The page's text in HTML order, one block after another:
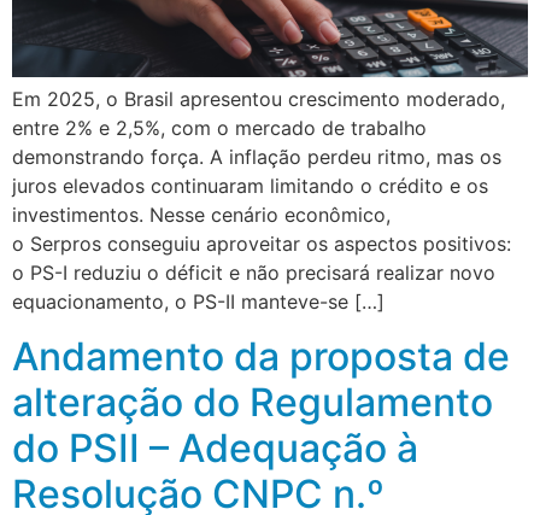
Em 2025, o Brasil apresentou crescimento moderado,
entre 2% e 2,5%, com o mercado de trabalho
demonstrando força. A inflação perdeu ritmo, mas os
juros elevados continuaram limitando o crédito e os
investimentos. Nesse cenário econômico,
o Serpros conseguiu aproveitar os aspectos positivos:
o PS-I reduziu o déficit e não precisará realizar novo
equacionamento, o PS-II manteve-se […]
Andamento da proposta de
alteração do Regulamento
do PSII – Adequação à
Resolução CNPC n.º